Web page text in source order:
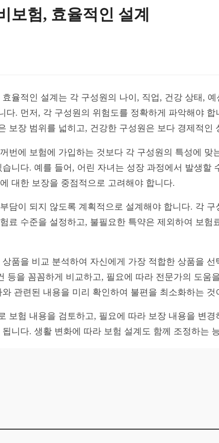
보험, 효율적인 설계
율적인 설계는 각 구성원의 나이, 직업, 건강 상태,
다. 먼저, 각 구성원의 위험도를 정확하게 파악해야
보장 범위를 넓히고, 건강한 구성원은 보다 경제적인
번에 보험에 가입하는 것보다 각 구성원의 특성에 맞
니다. 예를 들어, 어린 자녀는 성장 과정에서 발생할
대한 보장을 중점적으로 고려해야 합니다.
담이 되지 않도록 계획적으로 설계해야 합니다. 각 구
료 수준을 설정하고, 불필요한 특약은 제외하여 보험
품을 비교 분석하여 자신에게 가장 적합한 상품을
등을 꼼꼼하게 비교하고, 필요에 따라 전문가의 도움
관련된 내용을 미리 확인하여 불편을 최소화하는 것
보험 내용을 검토하고, 필요에 따라 보장 내용을 변
니다. 생활 변화에 따라 보험 설계도 함께 조정하는